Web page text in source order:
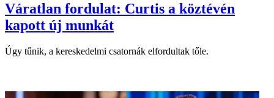
Váratlan fordulat: Curtis a köztévén
kapott új munkát
Úgy tűnik, a kereskedelmi csatornák elfordultak tőle.